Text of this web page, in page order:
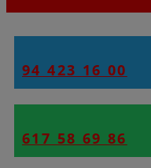
94 423 16 00
617 58 69 86